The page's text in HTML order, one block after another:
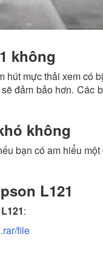
không
mực thải xem có
đảm bảo hơn. Các
không
bạn có am hiểu
L121
:
file